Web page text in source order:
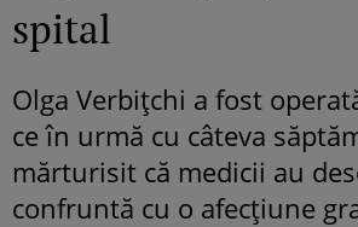
spital
Olga Verbițchi a fost
ce în urmă cu câteva
mărturisit că medicii au
confruntă cu o afecțiune